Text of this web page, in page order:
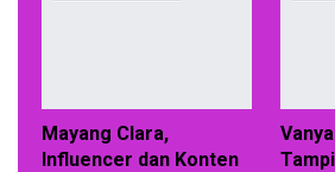
Mayang Clara,
Influencer dan Konten